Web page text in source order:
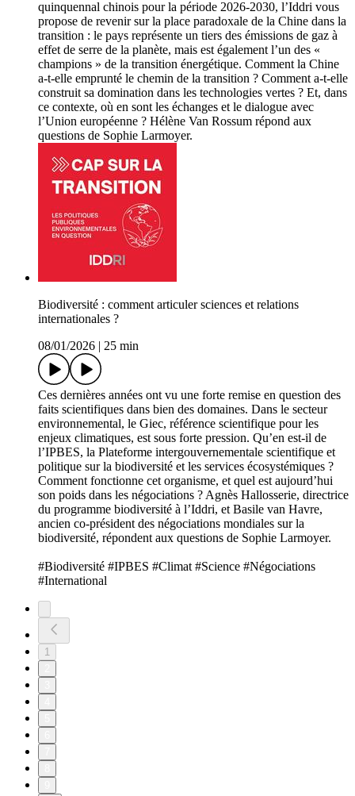
quinquennal chinois pour la période 2026-2030, l’Iddri vous
propose de revenir sur la place paradoxale de la Chine dans la
transition : le pays représente un tiers des émissions de gaz à
effet de serre de la planète, mais est également l’un des «
champions » de la transition énergétique. Comment la Chine
a-t-elle emprunté le chemin de la transition ? Comment a-t-elle
construit sa domination dans les technologies vertes ? Et, dans
ce contexte, où en sont les échanges et le dialogue avec
l’Union européenne ? Hélène Van Rossum répond aux
questions de Sophie Larmoyer.
Biodiversité : comment articuler sciences et relations
internationales ?
08/01/2026
25 min
Ces dernières années ont vu une forte remise en question des
faits scientifiques dans bien des domaines. Dans le secteur
environnemental, le Giec, référence scientifique pour les
enjeux climatiques, est sous forte pression. Qu’en est-il de
l’IPBES, la Plateforme intergouvernementale scientifique et
politique sur la biodiversité et les services écosystémiques ?
Comment fonctionne cet organisme, et quel est aujourd’hui
son poids dans les négociations ? Agnès Hallosserie, directrice
du programme biodiversité à l’Iddri, et Basile van Havre,
ancien co-président des négociations mondiales sur la
biodiversité, répondent aux questions de Sophie Larmoyer.
#Biodiversité #IPBES #Climat #Science #Négociations
#International
1